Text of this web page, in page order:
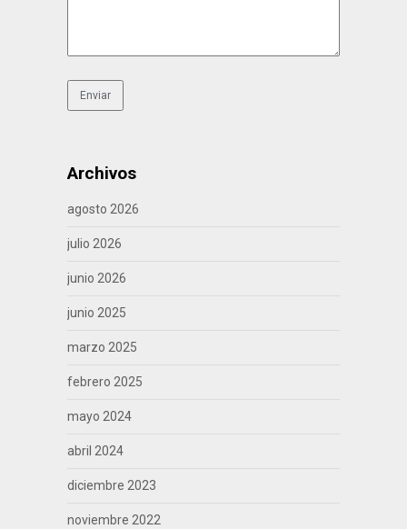
Archivos
agosto 2026
julio 2026
junio 2026
junio 2025
marzo 2025
febrero 2025
mayo 2024
abril 2024
diciembre 2023
noviembre 2022